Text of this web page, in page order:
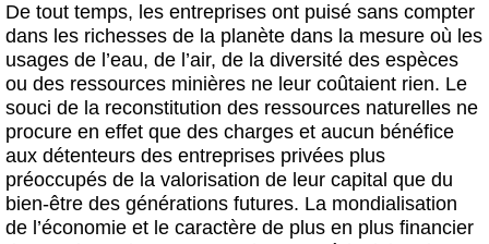
De tout temps, les entreprises ont puisé sans compter
dans les richesses de la planète dans la mesure où les
usages de l’eau, de l’air, de la diversité des espèces
ou des ressources minières ne leur coûtaient rien. Le
souci de la reconstitution des ressources naturelles ne
procure en effet que des charges et aucun bénéfice
aux détenteurs des entreprises privées plus
préoccupés de la valorisation de leur capital que du
bien-être des générations futures. La mondialisation
de l’économie et le caractère de plus en plus financier